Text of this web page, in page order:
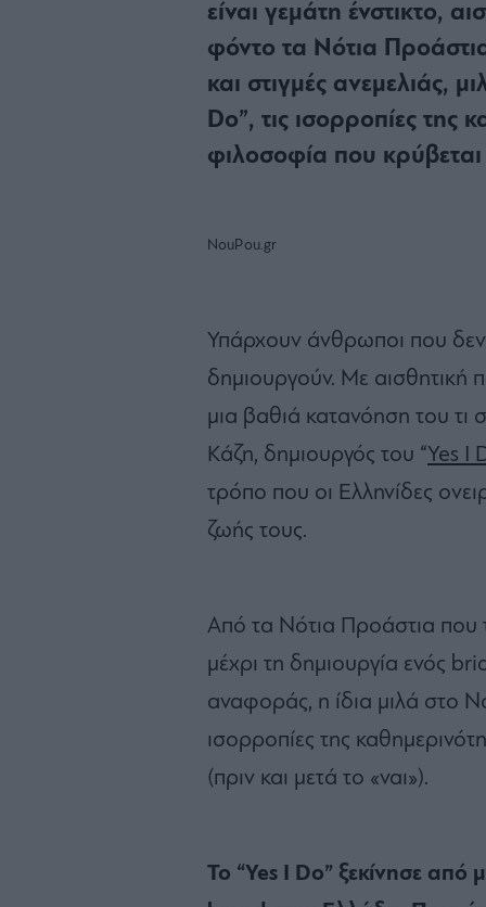
είναι γεμάτη ένστικτο,
φόντο τα Νότια
και στιγμές ανεμελιάς,
Do”, τις ισορροπίες της
φιλοσοφία που
NouPou.gr
Υπάρχουν άνθρωποι που δεν
δημιουργούν. Με αισθητική
μια βαθιά κατανόηση του
Κάζη, δημιουργός του “Yes I
τρόπο που οι Ελληνίδες
ζωής τους.
Από τα Νότια Προάστια που
μέχρι τη δημιουργία ενός
αναφοράς, η ίδια μιλά στο
ισορροπίες της
(πριν και μετά το «ναι»).
Το “Yes I Do” ξεκίνησε από